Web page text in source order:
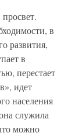
в
развития,
в
перестает
идет
населения
служила
можно